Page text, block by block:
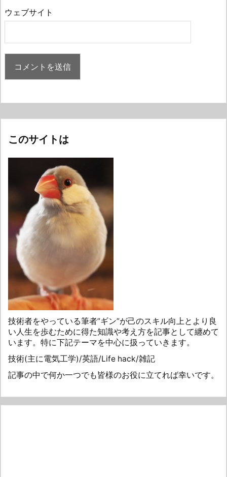
ウェブサイト
このサイトは
技術者をやっている筆者”ギン”が己のスキル向上とより良
い人生を歩むために得た知識や考え方を記事として纏めて
います。特に下記テーマを中心に扱っていきます。
技術(主に電気工学)/英語/Life hack/雑記
記事の中で何か一つでも皆様のお役に立てれば幸いです。